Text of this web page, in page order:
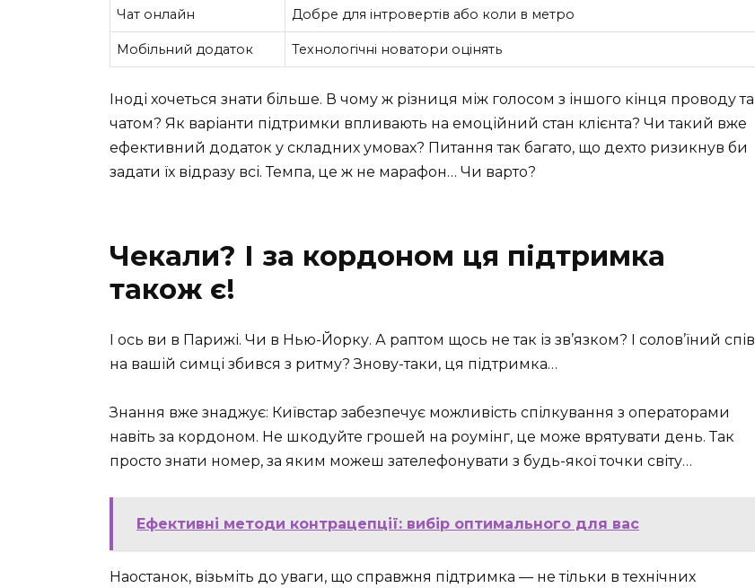
Чат онлайн Добре для інтровертів або коли в метро
Мобільний додаток Технологічні новатори оцінять
Іноді хочеться знати більше. В чому ж різниця між голосом з іншого кінця проводу та
чатом? Як варіанти підтримки впливають на емоційний стан клієнта? Чи такий вже
ефективний додаток у складних умовах? Питання так багато, що дехто ризикнув би
задати їх відразу всі. Темпа, це ж не марафон… Чи варто?
Чекали? І за кордоном ця підтримка
також є!
І ось ви в Парижі. Чи в Нью-Йорку. А раптом щось не так із зв’язком? І солов’їний спів
на вашій симці збився з ритму? Знову-таки, ця підтримка…
Знання вже знаджує: Київстар забезпечує можливість спілкування з операторами
навіть за кордоном. Не шкодуйте грошей на роумінг, це може врятувати день. Так
просто знати номер, за яким можеш зателефонувати з будь-якої точки світу…
Ефективні методи контрацепції: вибір оптимального для вас
Наостанок, візьміть до уваги, що справжня підтримка — не тільки в технічних